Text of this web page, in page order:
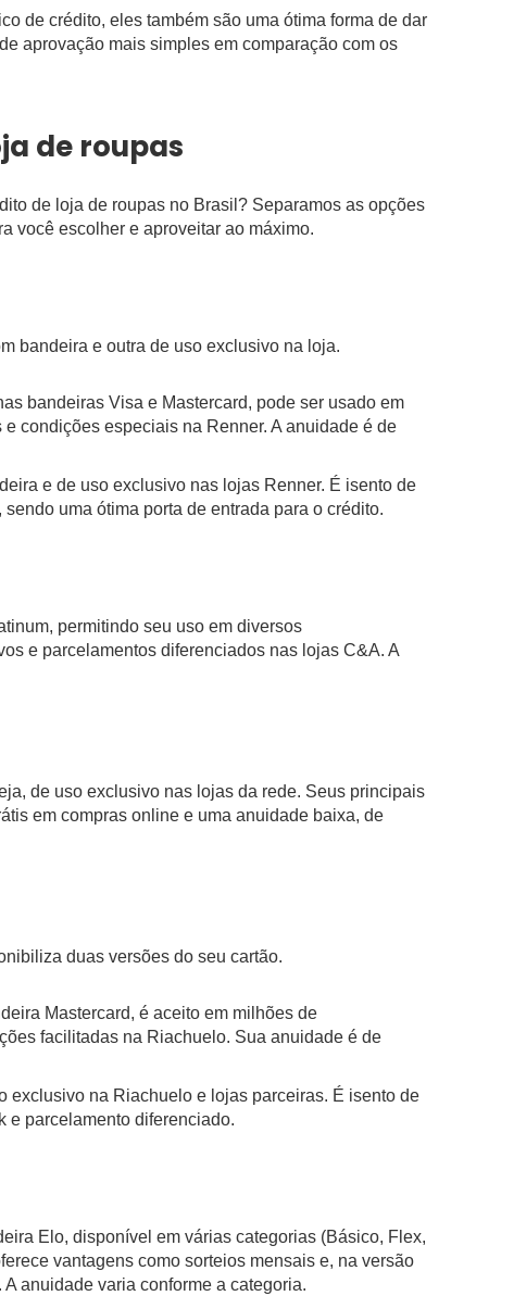
de crédito, eles também são uma ótima forma de dar
aprovação mais simples em comparação com os
de roupas
de loja de roupas no Brasil? Separamos as opções
você escolher e aproveitar ao máximo.
bandeira e outra de uso exclusivo na loja.
bandeiras Visa e Mastercard, pode ser usado em
condições especiais na Renner. A anuidade é de
e de uso exclusivo nas lojas Renner. É isento de
uma ótima porta de entrada para o crédito.
permitindo seu uso em diversos
e parcelamentos diferenciados nas lojas C&A. A
de uso exclusivo nas lojas da rede. Seus principais
em compras online e uma anuidade baixa, de
duas versões do seu cartão.
Mastercard, é aceito em milhões de
facilitadas na Riachuelo. Sua anuidade é de
exclusivo na Riachuelo e lojas parceiras. É isento de
e parcelamento diferenciado.
Elo, disponível em várias categorias (Básico, Flex,
vantagens como sorteios mensais e, na versão
anuidade varia conforme a categoria.